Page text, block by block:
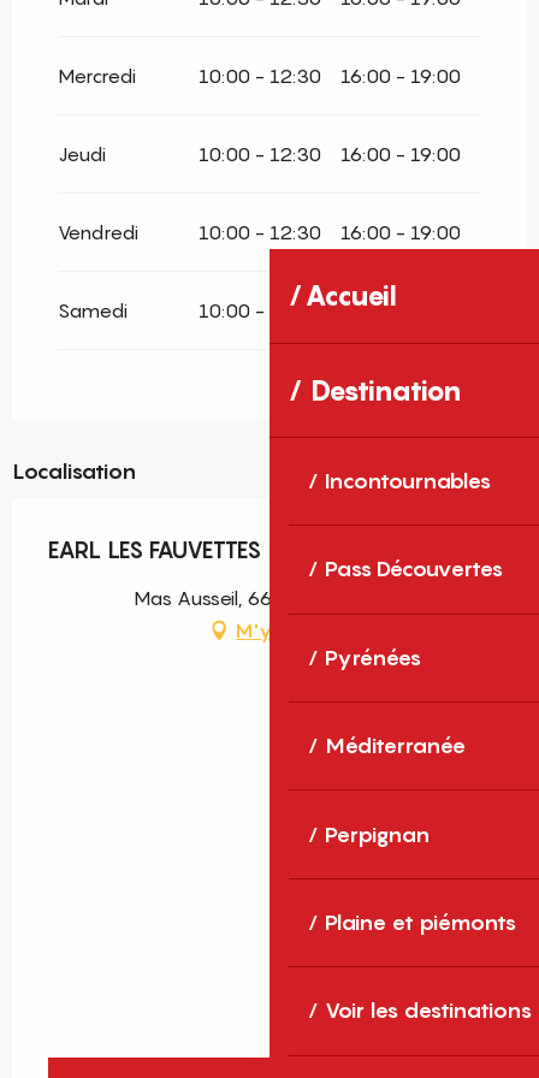
Accueil
Destination
Incontournables
Pass Découvertes
Pyrénées
Méditerranée
Perpignan
Plaine et piémonts
Voir les destinations
Mercredi 10:00 - 12:30 16:00 - 19:00
Jeudi 10:00 - 12:30 16:00 - 19:00
Vendredi 10:00 - 12:30 16:00 - 19:00
Samedi 10:00 - 12:30
Localisation
EARL LES FAUVETTES
Mas Ausseil, 66350 Toulouges
M'y rendre